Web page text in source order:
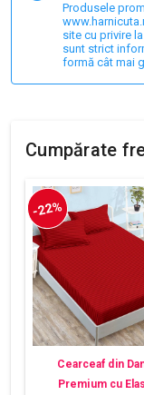
Produsele
site cu privire
sunt strict
formă cât mai
Cumpărate
-22%
Cearceaf din
Premium cu